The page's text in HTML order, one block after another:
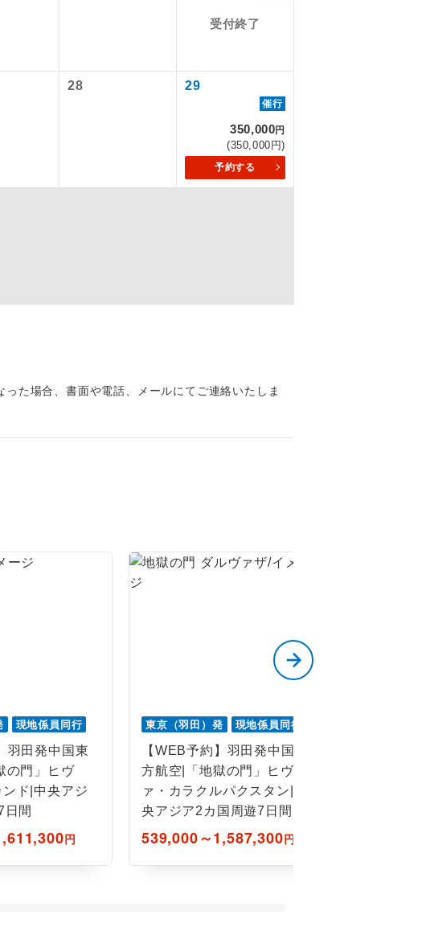
受付終了
28 29
催行
350,000円
(350,000円)
予約する
た場合、書面や電話、メールにてご連絡いたしま
現地係員同行
羽田発中国東
の門」ヒヴ
ド|中央アジ
日間
円
東京（羽田）発 現地係員同行
【WEB予約】羽田発中国東
方航空|「地獄の門」ヒヴ
ァ・カラクルパクスタン|中
央アジア2カ国周遊7日間
539,000～1,587,300円
コースです。
す。